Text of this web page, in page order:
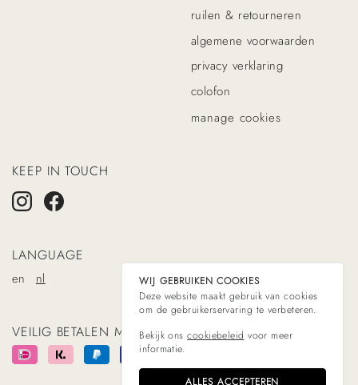
ruilen & retourneren
algemene voorwaarden
privacy verklaring
colofon
manage cookies
KEEP IN TOUCH
LANGUAGE
en nl
VEILIG BETALEN MET
WIJ GEBRUIKEN COOKIES
Deze website maakt gebruik van cookies
om de gebruikerservaring te verbeteren.
Bekijk onscookiebeleid voor meer
informatie.
ALLES ACCEPTEREN